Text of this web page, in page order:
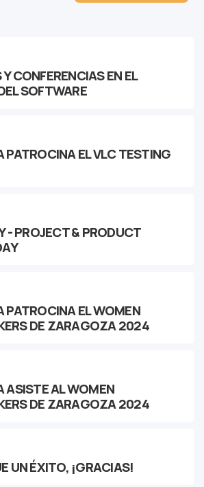
CONFERENCIAS EN EL
SOFTWARE
PATROCINA EL VLC TESTING
- PROJECT & PRODUCT
PATROCINA EL WOMEN
DE ZARAGOZA 2024
ASISTE AL WOMEN
DE ZARAGOZA 2024
UN ÉXITO, ¡GRACIAS!